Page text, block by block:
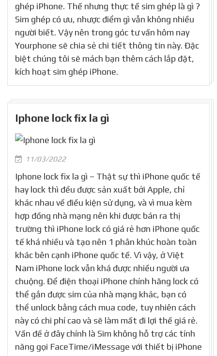
ghép iPhone. Thế nhưng thực tế sim ghép là gì ?
Sim ghép có ưu, nhược điểm gì vẫn không nhiều
người biết. Vậy nên trong góc tư vấn hôm nay
Yourphone sẽ chia sẻ chi tiết thông tin này. Đặc
biệt chúng tôi sẽ mách bạn thêm cách lắp đặt,
kích hoạt sim ghép iPhone.
Iphone lock fix la gì
11/03/2022
Iphone lock fix la gì – Thật sự thì iPhone quốc tế
hay lock thì đều được sản xuất bởi Apple, chỉ
khác nhau về điều kiện sử dụng, và vì mua kèm
hợp đồng nhà mạng nên khi được bán ra thị
trường thì iPhone lock có giá rẻ hơn iPhone quốc
tế khá nhiều và tạo nên 1 phân khúc hoàn toàn
khác bên cạnh iPhone quốc tế. Vì vậy, ở Việt
Nam iPhone lock vẫn khá được nhiều người ưa
chuộng. Để điện thoại iPhone chính hãng lock có
thể gắn được sim của nhà mạng khác, bạn có
thể unlock bằng cách mua code, tuy nhiên cách
này có chi phí cao và sẽ làm mất đi lợi thế giá rẻ.
Vấn đề ở đây chính là Sim không hỗ trợ các tính
năng gọi FaceTime/iMessage với thiết bị iPhone